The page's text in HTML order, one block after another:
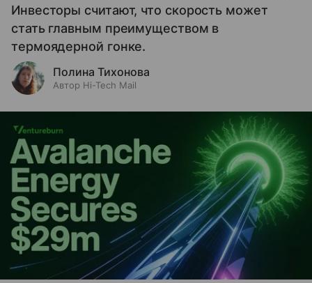
Инвесторы считают, что скорость может
стать главным преимуществом в
термоядерной гонке.
Полина Тихонова
Автор Hi-Tech Mail